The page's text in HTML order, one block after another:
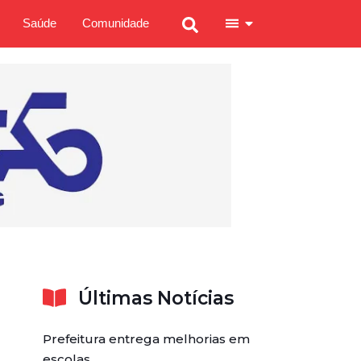
Saúde Comunidade
Últimas Notícias
Prefeitura entrega melhorias em